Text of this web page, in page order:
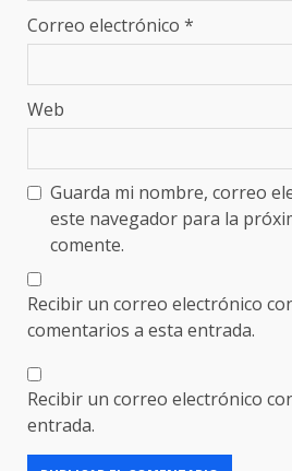
Correo electrónico *
Web
Guarda mi nombre, correo
este navegador para la
comente.
Recibir un correo electrónico
comentarios a esta entrada.
Recibir un correo electrónico
entrada.